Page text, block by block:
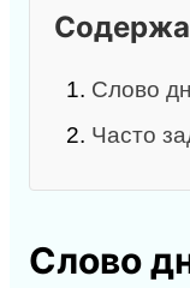
1. Слово
2. Часто
Слово